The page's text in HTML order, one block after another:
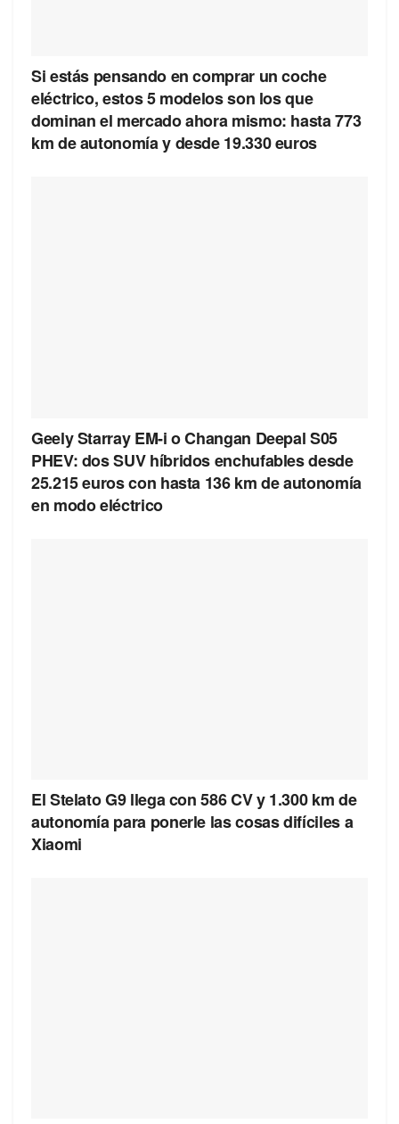
Si estás pensando en comprar un coche
eléctrico, estos 5 modelos son los que
dominan el mercado ahora mismo: hasta 773
km de autonomía y desde 19.330 euros
Geely Starray EM-i o Changan Deepal S05
PHEV: dos SUV híbridos enchufables desde
25.215 euros con hasta 136 km de autonomía
en modo eléctrico
El Stelato G9 llega con 586 CV y 1.300 km de
autonomía para ponerle las cosas difíciles a
Xiaomi